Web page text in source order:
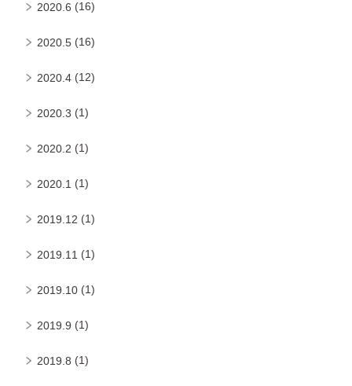
2020.6 (16)
2020.5 (16)
2020.4 (12)
2020.3 (1)
2020.2 (1)
2020.1 (1)
2019.12 (1)
2019.11 (1)
2019.10 (1)
2019.9 (1)
2019.8 (1)